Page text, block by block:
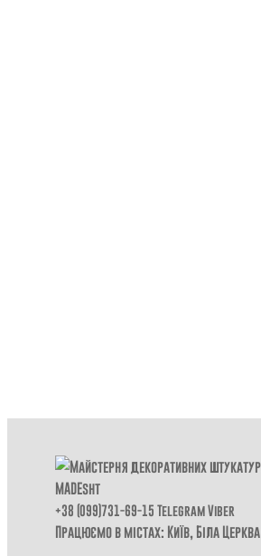
+38 (099)731-69-15 TelegramViber
Працюємо в містах: Київ,Біла Церква